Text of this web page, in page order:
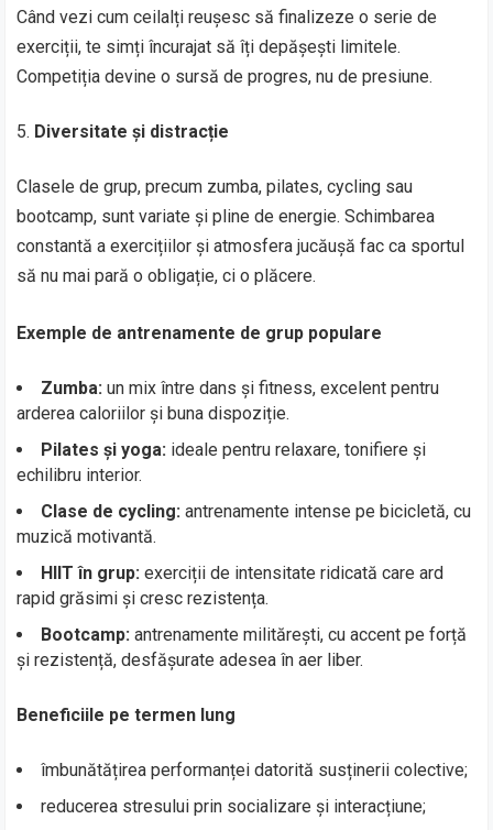
Când vezi cum ceilalți reușesc să finalizeze o serie de
exerciții, te simți încurajat să îți depășești limitele.
Competiția devine o sursă de progres, nu de presiune.
Diversitate și distracție
Clasele de grup, precum zumba, pilates, cycling sau
bootcamp, sunt variate și pline de energie. Schimbarea
constantă a exercițiilor și atmosfera jucăușă fac ca sportul
să nu mai pară o obligație, ci o plăcere.
Exemple de antrenamente de grup populare
Zumba: un mix între dans și fitness, excelent pentru
arderea caloriilor și buna dispoziție.
Pilates și yoga: ideale pentru relaxare, tonifiere și
echilibru interior.
Clase de cycling: antrenamente intense pe bicicletă, cu
muzică motivantă.
HIIT în grup: exerciții de intensitate ridicată care ard
rapid grăsimi și cresc rezistența.
Bootcamp: antrenamente militărești, cu accent pe forță
și rezistență, desfășurate adesea în aer liber.
Beneficiile pe termen lung
îmbunătățirea performanței datorită susținerii colective;
reducerea stresului prin socializare și interacțiune;